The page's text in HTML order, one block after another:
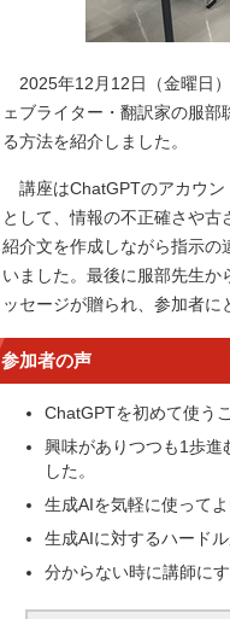
2025年12月12日（金曜日
ェブライター・翻訳家の服
る方法を紹介しました。
講座はChatGPTのアカウン
として、情報の不正確さや
紹介文を作成しながら指示の
いました。最後に服部先生か
ッセージが贈られ、参加者に
参加者の声
ChatGPTを初めて使う
興味がありつつも1歩進
した。
生成AIを気軽に使って
生成AIに対するハード
分からない時に講師に